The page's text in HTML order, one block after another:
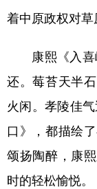
着中原政权对草
康熙《入喜峰
还。莓苔天半
火闲。孝陵佳
口》，都描绘
颂扬陶醉，康
时的轻松愉悦。